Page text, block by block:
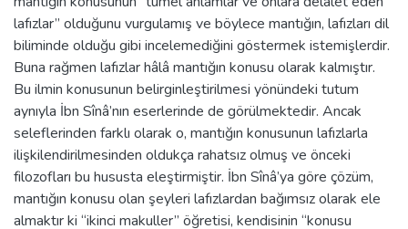
lafızlar” olduğunu vurgulamış ve böylece mantığın, lafızları dil
biliminde olduğu gibi incelemediğini göstermek istemişlerdir.
Buna rağmen lafızlar hâlâ mantığın konusu olarak kalmıştır.
Bu ilmin konusunun belirginleştirilmesi yönündeki tutum
aynıyla İbn Sînâ’nın eserlerinde de görülmektedir. Ancak
seleflerinden farklı olarak o, mantığın konusunun lafızlarla
ilişkilendirilmesinden oldukça rahatsız olmuş ve önceki
filozofları bu hususta eleştirmiştir. İbn Sînâ’ya göre çözüm,
mantığın konusu olan şeyleri lafızlardan bağımsız olarak ele
almaktır ki “ikinci makuller” öğretisi, kendisinin “konusu